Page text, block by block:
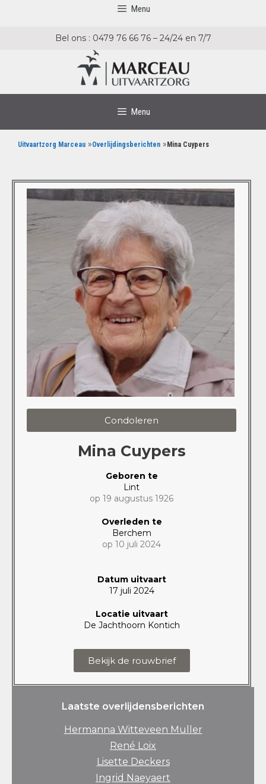
Menu
Bel ons : 0479 76 66 76 – 24/24 en 7/7
Menu
Uitvaartzorg Marceau »Overlijdingsberichten »Mina Cuypers
Condoleren
Mina Cuypers
Geboren te
Lint
op 19 augustus 1926
Overleden te
Berchem
op 10 juli 2024
Datum uitvaart
17 juli 2024
Locatie uitvaart
De Jachthoorn Kontich
Bekijk de rouwbrief
Laatste overlijdensberichten
Hermanna Witteveen Muller
René Loix
Lisette Deckers
Ingrid Naeyaert